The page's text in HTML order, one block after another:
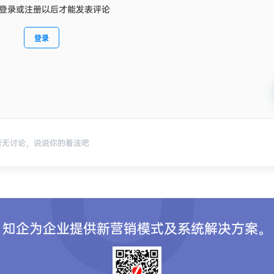
录或注册以后才能发表评论
登录
讨论，说说你的看法吧
知企为企业提供新营销模式及系统解决方案。